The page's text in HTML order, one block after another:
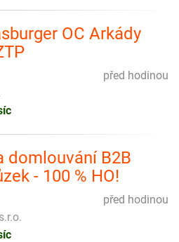
OC Arkády
před hodinou
domlouvání B2B
- 100 % HO!
před hodinou